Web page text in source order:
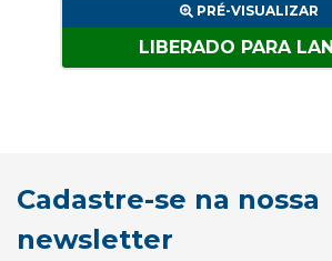
PRÉ-VISUALIZAR
LIBERADO PARA
Cadastre-se na nossa
newsletter